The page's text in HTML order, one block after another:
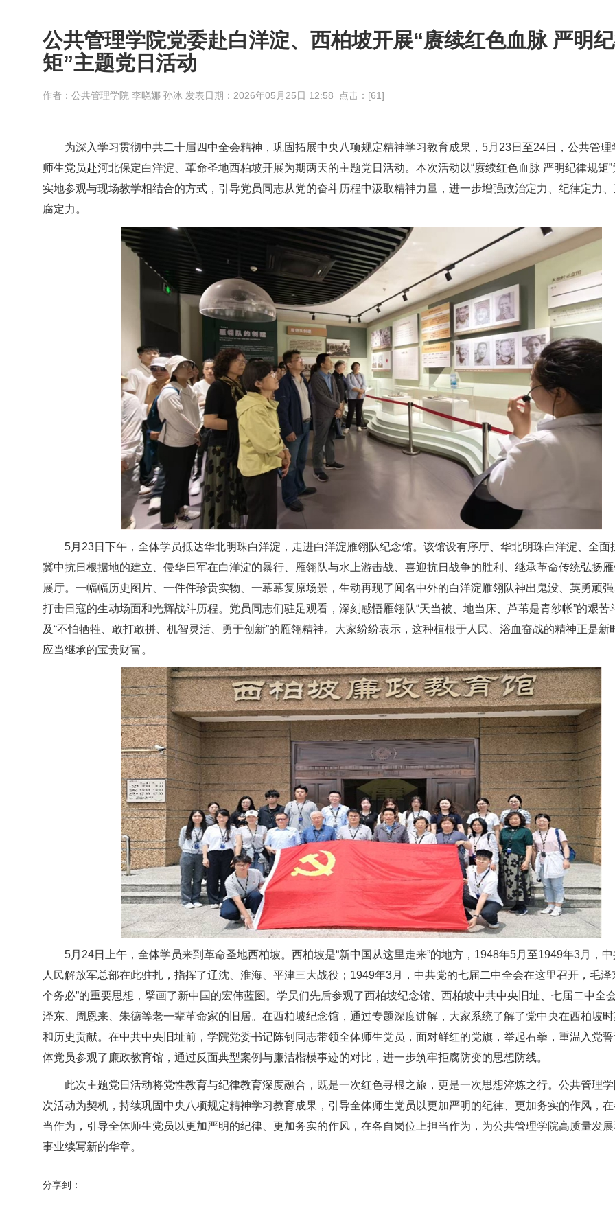
公共管理学院党委赴白洋淀、西柏坡开展“赓续红色血脉 严明
矩”主题党日活动
作者：公共管理学院 李晓娜 孙冰 发表日期： 2026年05月25日 12:58 点击：[61]
为深入学习贯彻中共二十届四中全会精神，巩固拓展中央八项规定精神学习教育成果，5月23日至24日，公共管理
师生党员赴河北保定白洋淀、革命圣地西柏坡开展为期两天的主题党日活动。本次活动以“赓续红色血脉 严明纪律规矩
实地参观与现场教学相结合的方式，引导党员同志从党的奋斗历程中汲取精神力量，进一步增强政治定力、纪律定力
腐定力。
5月23日下午，全体学员抵达华北明珠白洋淀，走进白洋淀雁翎队纪念馆。该馆设有序厅、华北明珠白洋淀、全面
冀中抗日根据地的建立、侵华日军在白洋淀的暴行、雁翎队与水上游击战、喜迎抗日战争的胜利、继承革命传统弘扬
展厅。一幅幅历史图片、一件件珍贵实物、一幕幕复原场景，生动再现了闻名中外的白洋淀雁翎队神出鬼没、英勇顽
打击日寇的生动场面和光辉战斗历程。党员同志们驻足观看，深刻感悟雁翎队“天当被、地当床、芦苇是青纱帐”的艰苦
及“不怕牺牲、敢打敢拼、机智灵活、勇于创新”的雁翎精神。大家纷纷表示，这种植根于人民、浴血奋战的精神正是新
应当继承的宝贵财富。
5月24日上午，全体学员来到革命圣地西柏坡。西柏坡是“新中国从这里走来”的地方，1948年5月至1949年3月，中
人民解放军总部在此驻扎，指挥了辽沈、淮海、平津三大战役；1949年3月，中共党的七届二中全会在这里召开，毛泽
个务必”的重要思想，擘画了新中国的宏伟蓝图。学员们先后参观了西柏坡纪念馆、西柏坡中共中央旧址、七届二中全
泽东、周恩来、朱德等老一辈革命家的旧居。在西柏坡纪念馆，通过专题深度讲解，大家系统了解了党中央在西柏坡
和历史贡献。在中共中央旧址前，学院党委书记陈钊同志带领全体师生党员，面对鲜红的党旗，举起右拳，重温入党
体党员参观了廉政教育馆，通过反面典型案例与廉洁楷模事迹的对比，进一步筑牢拒腐防变的思想防线。
此次主题党日活动将党性教育与纪律教育深度融合，既是一次红色寻根之旅，更是一次思想淬炼之行。公共管理
次活动为契机，持续巩固中央八项规定精神学习教育成果，引导全体师生党员以更加严明的纪律、更加务实的作风，
当作为，引导全体师生党员以更加严明的纪律、更加务实的作风，在各自岗位上担当作为，为公共管理学院高质量发展
事业续写新的华章。
分享到：